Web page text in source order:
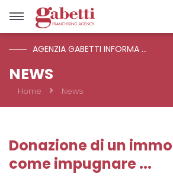
Tipologia
AGENZIA GABETTI INFORMA ...
NEWS
Home News
Donazione di un
come impugnare ...